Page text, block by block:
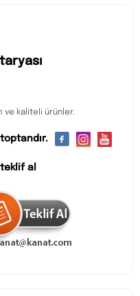
ve kaliteli ürünler.
al